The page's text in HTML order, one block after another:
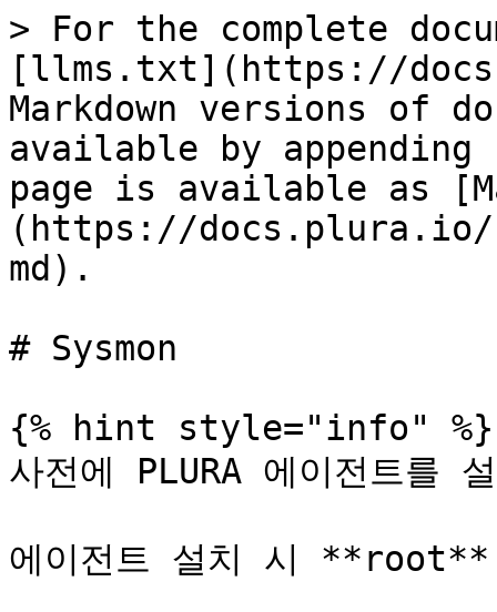
> For the complete
[llms.txt](https://
Markdown versions of
available by
page is available as
(https://docs.plura.io/
md).
# Sysmon
{% hint style="info" %}
사전에 PLURA 에이전트를
에이전트 설치 시 **root**